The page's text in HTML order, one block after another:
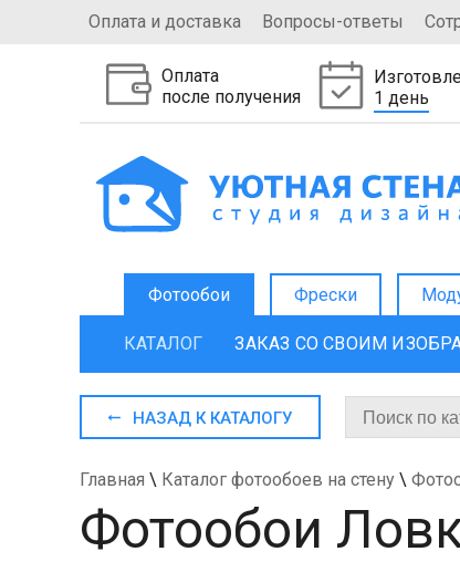
Оплата и доставка Вопросы-ответы
Оплата
после получения
1 день
Фотообои Фрески
КАТАЛОГ ЗАКАЗ СО СВОИМ
НАЗАД К КАТАЛОГУ
Главная \ Каталог фотообоев на стену \
Фотообои